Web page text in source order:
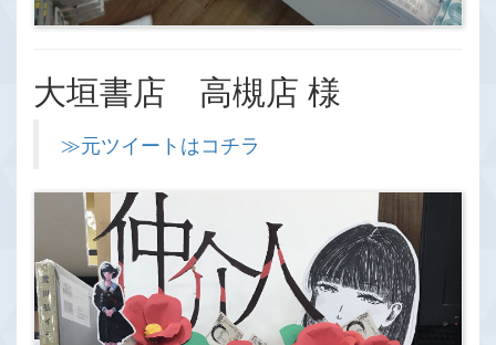
大垣書店 高槻店 様
≫元ツイートはコチラ